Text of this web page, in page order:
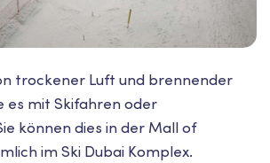
trockener Luft und brennender
es mit Skifahren oder
können dies in der Mall of
im Ski Dubai Komplex.